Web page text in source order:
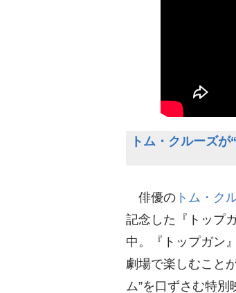
トム・クルーズ
俳優の トム・ク
記念した『トップ
中。『トップガン
劇場で楽しむこと
ム”を口ずさむ特別